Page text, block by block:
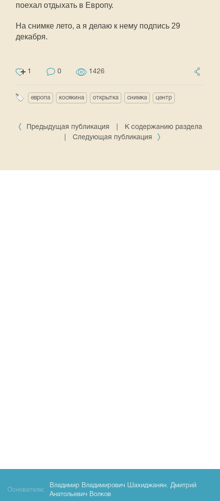
поехал отдыхать в Европу.
На снимке лето, а я делаю к нему подпись 29
декабря.
1 0 1426
европа косякина открытка снимка центр
Предыдущая публикация
К содержанию раздела
Следующая публикация
Основатели:
Владимир Владимирович Шахиджанян, Дмитрий
Анатольевич Волков